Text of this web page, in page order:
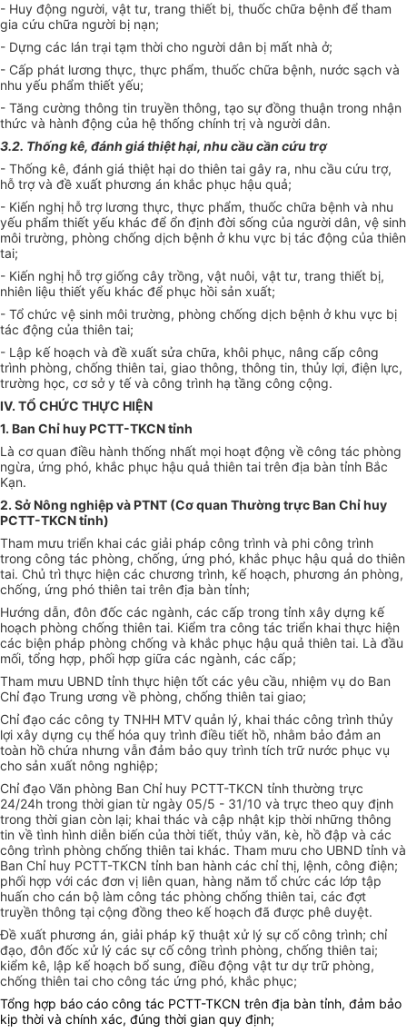
- Huy động người, vật tư, trang thiết bị, thuốc chữa bệnh để tham
gia cứu chữa người bị nạn;
- Dựng các lán trại tạm thời cho người dân bị mất nhà ở;
- Cấp phát lương thực, thực phẩm, thuốc chữa bệnh, nước sạch và
nhu yếu phẩm thiết yếu;
- Tăng cường thông tin truyền thông, tạo sự đồng thuận trong nhận
thức và hành động của hệ thống chính trị và người dân.
3.2. Thống kê, đánh giá thiệt hại, nhu cầu cần cứu trợ
- Thống kê, đánh giá thiệt hại do thiên tai gây ra, nhu cầu cứu trợ,
hỗ trợ và đề xuất phương án khắc phục hậu quả;
- Kiến nghị hỗ trợ lương thực, thực phẩm, thuốc chữa bệnh và nhu
yếu phẩm thiết yếu khác để ổn định đời sống của người dân, vệ sinh
môi trường, phòng chống dịch bệnh ở khu vực bị tác động của thiên
tai;
- Kiến nghị hỗ trợ giống cây trồng, vật nuôi, vật tư, trang thiết bị,
nhiên liệu thiết yếu khác để phục hồi sản xuất;
- Tổ chức vệ sinh môi trường, phòng chống dịch bệnh ở khu vực bị
tác động của thiên tai;
- Lập kế hoạch và đề xuất sửa chữa, khôi phục, nâng cấp công
trình phòng, chống thiên tai, giao thông, thông tin, thủy lợi, điện lực,
trường học, cơ sở y tế và công trình hạ tầng công cộng.
IV. TỔ CHỨC THỰC HIỆN
1. Ban Chỉ huy PCTT-TKCN tỉnh
Là cơ quan điều hành thống nhất mọi hoạt động về công tác phòng
ngừa, ứng phó, khắc phục hậu quả thiên tai trên địa bàn tỉnh Bắc
Kạn.
2. Sở Nông nghiệp và PTNT (Cơ quan Thường trực Ban Chỉ huy
PCTT-TKCN tỉnh)
Tham mưu triển khai các giải pháp công trình và phi công trình
trong công tác phòng, chống, ứng phó, khắc phục hậu quả do thiên
tai. Chủ trì thực hiện các chương trình, kế hoạch, phương án phòng,
chống, ứng phó thiên tai trên địa bàn tỉnh;
Hướng dẫn, đôn đốc các ngành, các cấp trong tỉnh xây dựng kế
hoạch phòng chống thiên tai. Kiểm tra công tác triển khai thực hiện
các biện pháp phòng chống và khắc phục hậu quả thiên tai. Là đầu
mối, tổng hợp, phối hợp giữa các ngành, các cấp;
Tham mưu UBND tỉnh thực hiện tốt các yêu cầu, nhiệm vụ do Ban
Chỉ đạo Trung ương về phòng, chống thiên tai giao;
Chỉ đạo các công ty TNHH MTV quản lý, khai thác công trình thủy
lợi xây dựng cụ thể hóa quy trình điều tiết hồ, nhằm bảo đảm an
toàn hồ chứa nhưng vẫn đảm bảo quy trình tích trữ nước phục vụ
cho sản xuất nông nghiệp;
Chỉ đạo Văn phòng Ban Chỉ huy PCTT-TKCN tỉnh thường trực
24/24h trong thời gian từ ngày 05/5 - 31/10 và trực theo quy định
trong thời gian còn lại; khai thác và cập nhật kịp thời những thông
tin về tình hình diễn biến của thời tiết, thủy văn, kè, hồ đập và các
công trình phòng chống thiên tai khác. Tham mưu cho UBND tỉnh và
Ban Chỉ huy PCTT-TKCN tỉnh ban hành các chỉ thị, lệnh, công điện;
phối hợp với các đơn vị liên quan, hàng năm tổ chức các lớp tập
huấn cho cán bộ làm công tác phòng chống thiên tai, các đợt
truyền thông tại cộng đồng theo kế hoạch đã được phê duyệt.
Đề xuất phương án, giải pháp kỹ thuật xử lý sự cố công trình; chỉ
đạo, đôn đốc xử lý các sự cố công trình phòng, chống thiên tai;
kiểm kê, lập kế hoạch bổ sung, điều động vật tư dự trữ phòng,
chống thiên tai cho công tác ứng phó, khắc phục;
Tổng hợp báo cáo công tác PCTT-TKCN trên địa bàn tỉnh, đảm bảo
kịp thời và chính xác, đúng thời gian quy định;